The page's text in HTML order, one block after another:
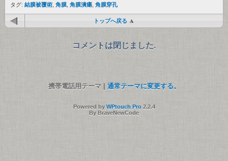
タグ: 結膜被覆術 角膜 角膜潰瘍 角膜穿孔
トップへ戻る
コメントは閉じました.
携帯電話用テーマ | 通常テーマに変更する。
Powered by WPtouch Pro2.2.4
By BraveNewCode